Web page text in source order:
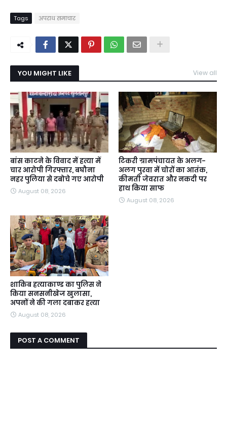
Tags अपराध समाचार
YOU MIGHT LIKE View all
बांस काटने के विवाद में हत्या में
चार आरोपी गिरफ्तार, बघौना
नहर पुलिया से दबोचे गए आरोपी
August 08, 2026
टिकरी ग्रामपंचायत के अलग-
अलग पुरवा में चोरों का आतंक,
कीमती जेवरात और नकदी पर
हाथ किया साफ
August 08, 2026
शाकिब हत्याकाण्ड का पुलिस ने
किया सनसनीखेज खुलासा,
अपनों ने की गला दबाकर हत्या
August 08, 2026
POST A COMMENT